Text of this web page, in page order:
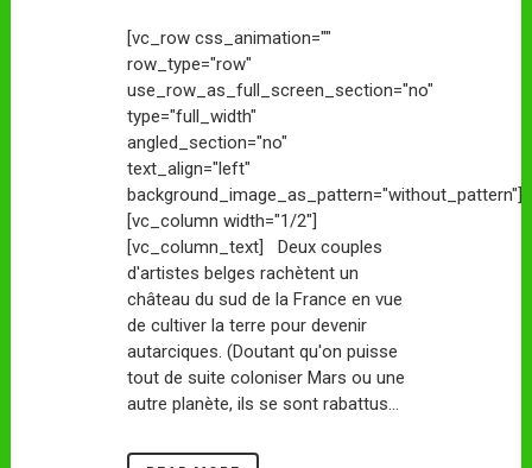
[vc_row css_animation=""
row_type="row"
use_row_as_full_screen_section="no"
type="full_width"
angled_section="no"
text_align="left"
background_image_as_pattern="without_pattern"]
[vc_column width="1/2"]
[vc_column_text] Deux couples
d'artistes belges rachètent un
château du sud de la France en vue
de cultiver la terre pour devenir
autarciques. (Doutant qu'on puisse
tout de suite coloniser Mars ou une
autre planète, ils se sont rabattus...